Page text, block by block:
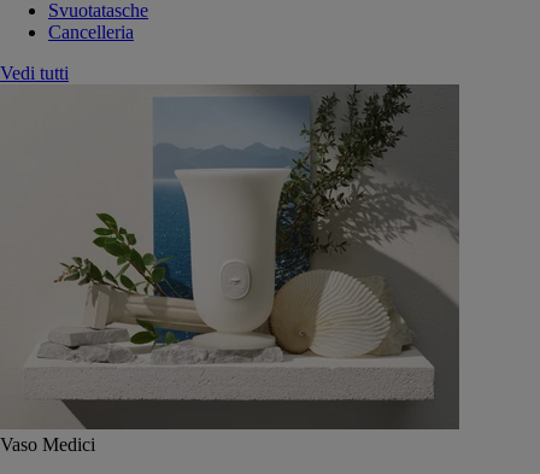
Svuotatasche
Cancelleria
Vedi tutti
Vaso Medici